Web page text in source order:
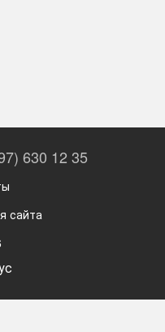
630 12 35
сайта